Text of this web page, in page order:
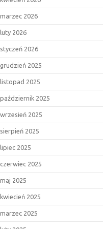
marzec 2026
luty 2026
styczeń 2026
grudzień 2025
listopad 2025
październik 2025
wrzesień 2025
sierpień 2025
lipiec 2025
czerwiec 2025
maj 2025
kwiecień 2025
marzec 2025